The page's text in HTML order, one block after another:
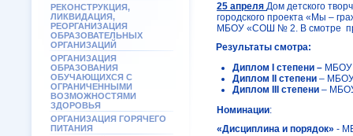
РЕКОНСТРУКЦИЯ,
ЛИКВИДАЦИЯ,
РЕОРГАНИЗАЦИЯ
ОБРАЗОВАТЕЛЬНЫХ
ОРГАНИЗАЦИЙ
ОРГАНИЗАЦИЯ
ОБРАЗОВАНИЯ
ОБУЧАЮЩИХСЯ С
ОГРАНИЧЕННЫМИ
ВОЗМОЖНОСТЯМИ
ЗДОРОВЬЯ
ОРГАНИЗАЦИЯ ГОРЯЧЕГО
ПИТАНИЯ
25 апреля Дом детского
городского проекта «Мы –
МБОУ «СОШ № 2. В смотре
Результаты смотра:
Диплом
степени – МБОУ
Диплом
степени – МБОУ
Диплом
степени –
Номинации:
«Дисциплина и порядок» -